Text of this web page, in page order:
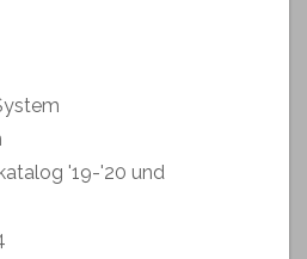
'19-'20 und